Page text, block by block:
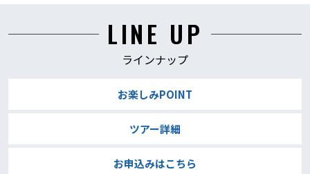
LINE UP
ラインナップ
お楽しみPOINT
ツアー詳細
お申込みはこちら